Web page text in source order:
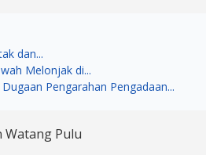
dan...
Melonjak di...
Pengarahan Pengadaan...
Watang Pulu